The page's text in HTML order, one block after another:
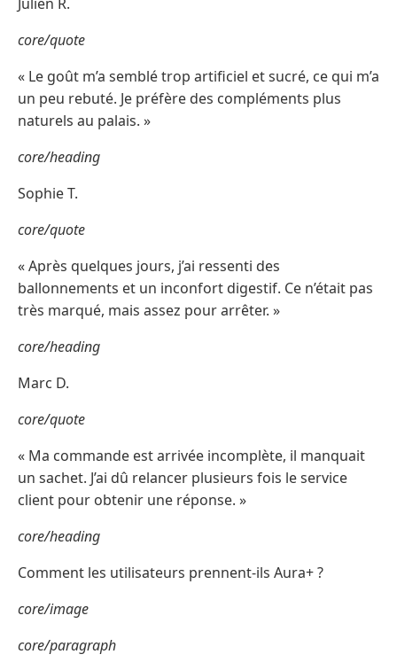
core/quote
« Le goût m’a semblé trop artificiel et sucré, ce qui m’a
un peu rebuté. Je préfère des compléments plus
naturels au palais. »
core/heading
Sophie T.
core/quote
« Après quelques jours, j’ai ressenti des
ballonnements et un inconfort digestif. Ce n’était pas
très marqué, mais assez pour arrêter. »
core/heading
Marc D.
core/quote
« Ma commande est arrivée incomplète, il manquait
un sachet. J’ai dû relancer plusieurs fois le service
client pour obtenir une réponse. »
core/heading
Comment les utilisateurs prennent-ils Aura+ ?
core/image
core/paragraph